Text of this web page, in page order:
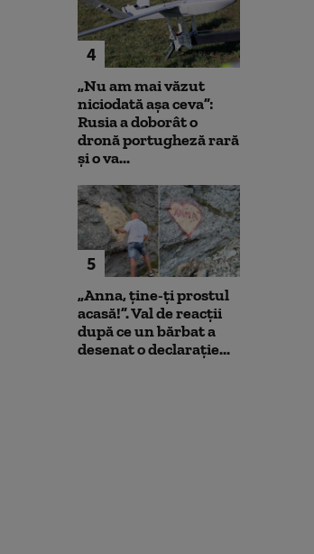
4
„Nu am mai văzut
niciodată așa ceva”:
Rusia a doborât o
dronă portugheză rară
și o va...
5
„Anna, ţine-ţi prostul
acasă!”. Val de reacții
după ce un bărbat a
desenat o declarație...